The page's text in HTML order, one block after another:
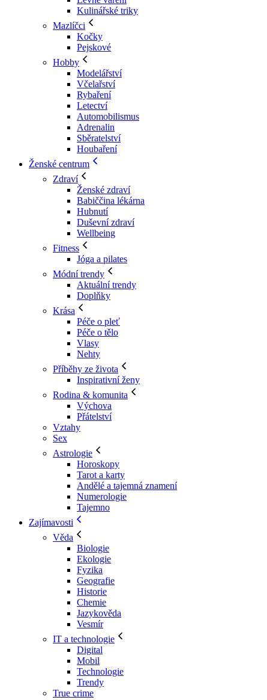
Kulinářské triky
Mazlíčci
Kočky
Pejskové
Hobby
Modelářství
Včelařství
Rybaření
Letectví
Automobilismus
Adrenalin
Sběratelství
Houbaření
Ženské centrum
Zdraví
Ženské zdraví
Babiččina lékárna
Hubnutí
Duševní zdraví
Wellbeing
Fitness
Jóga a pilates
Módní trendy
Aktuální trendy
Doplňky
Krása
Péče o pleť
Péče o tělo
Vlasy
Nehty
Příběhy ze života
Inspirativní ženy
Rodina & komunita
Výchova
Přátelství
Vztahy
Sex
Astrologie
Horoskopy
Tarot a karty
Andělé a tajemná znamení
Numerologie
Tajemno
Zajímavosti
Věda
Biologie
Ekologie
Fyzika
Geografie
Historie
Chemie
Jazykověda
Vesmír
IT a technologie
Digital
Mobil
Technologie
Trendy
True crime